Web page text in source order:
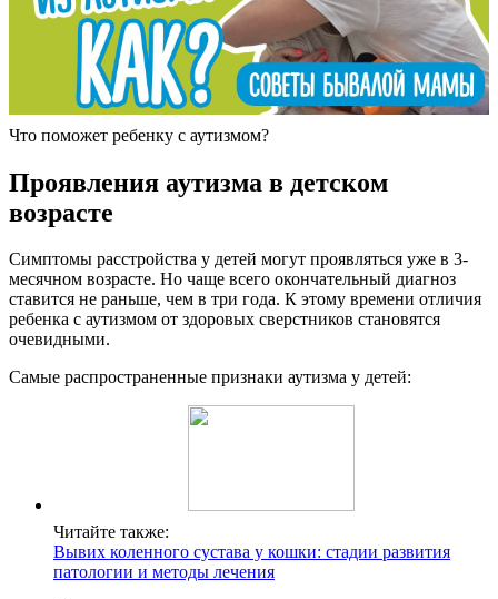
Что поможет ребенку с аутизмом?
Проявления аутизма в детском
возрасте
Симптомы расстройства у детей могут проявляться уже в 3-
месячном возрасте. Но чаще всего окончательный диагноз
ставится не раньше, чем в три года. К этому времени отличия
ребенка с аутизмом от здоровых сверстников становятся
очевидными.
Самые распространенные признаки аутизма у детей:
Читайте также:
Вывих коленного сустава у кошки: стадии развития
патологии и методы лечения